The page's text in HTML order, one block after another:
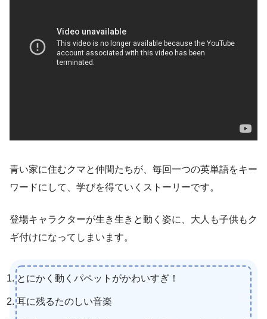
青い家に住むクマと仲間たちが、毎回一つの英単語をキー
ワードにして、学びを得ていくストーリーです。
登場キャラクターが生き生きと動く姿に、大人も子供もク
ギ付けになってしまいます。
とにかく動くパペットがかわいすぎ！
耳に残るたのしい音楽